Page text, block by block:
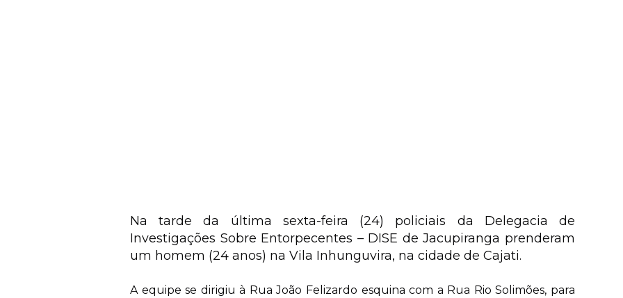
Na tarde da última sexta-feira (24) policiais da Delegacia de
Investigações Sobre Entorpecentes – DISE de Jacupiranga prenderam
um homem (24 anos) na Vila Inhunguvira, na cidade de Cajati.
A equipe se dirigiu à Rua João Felizardo esquina com a Rua Rio Solimões, para